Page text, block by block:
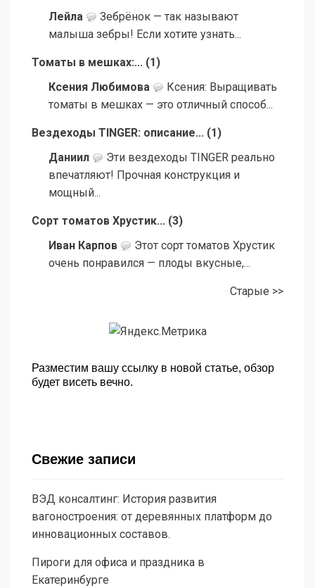
Лейла
Зебрёнок — так называют
малыша зебры! Если хотите узнать...
Томаты в мешках:... (1 )
Ксения Любимова
Ксения: Выращивать
томаты в мешках — это отличный способ...
Вездеходы TINGER: описание... (1 )
Даниил
Эти вездеходы TINGER реально
впечатляют! Прочная конструкция и
мощный...
Сорт томатов Хрустик... (3)
Иван Карпов
Этот сорт томатов Хрустик
очень понравился — плоды вкусные,...
Старые >>
Разместим вашу ссылку в новой статье, обзор
будет висеть вечно.
Свежие записи
ВЭД консалтинг: История развития
вагоностроения: от деревянных платформ до
инновационных составов.
Пироги для офиса и праздника в
Екатеринбурге